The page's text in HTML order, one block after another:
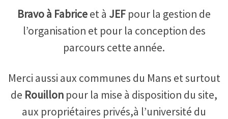
Bravo à Fabriceet à JEF pour la gestion de
l’organisation et pour la conception des
parcours cette année.
Merci aussi aux communes du Mans et surtout
de Rouillon pour la mise à disposition du site,
aux propriétaires privés,à l’université du